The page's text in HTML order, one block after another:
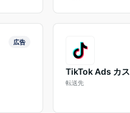
広告
TikTok Ads カ
転送先